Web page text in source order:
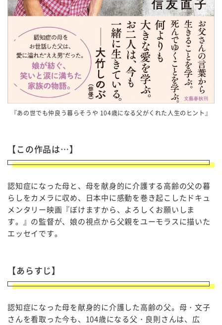
『あの世でも仲良う暮らそうや 104歳になる父がくれた人生のヒント』
【この作品は…】
認知症になった母と、母を献身的に介護する高齢の父の暮
らしをカメラに収め、日本中に感動を巻き起こしたドキュ
メンタリー映画『ぼけますから、よろしくお願いしま
す。』の監督が、娘の視点から父親をユーモラスに描いた
エッセイです。
【あらすじ】
認知症になった母を献身的に介護した高齢の父。母・文子
さんを看取った今も、104歳になる父・良則さんは、広